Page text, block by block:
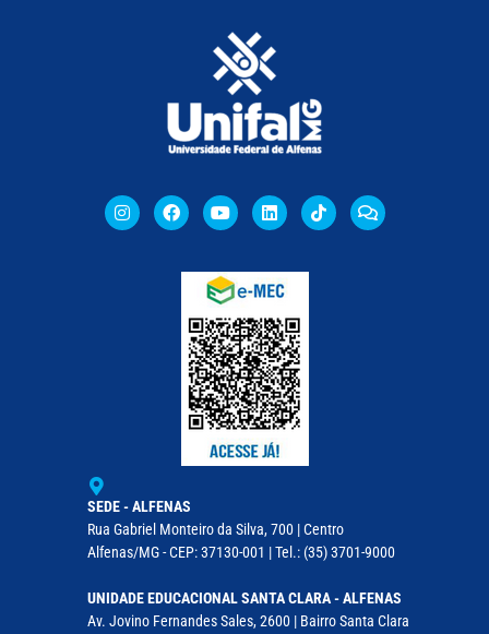
SEDE - ALFENAS
Rua Gabriel Monteiro da Silva, 700 | Centro
Alfenas/MG - CEP: 37130-001 | Tel.: (35) 3701-9000
UNIDADE EDUCACIONAL SANTA CLARA - ALFENAS
Av. Jovino Fernandes Sales, 2600 | Bairro Santa Clara